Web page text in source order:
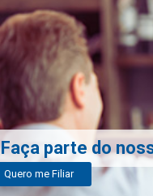
Faça parte do
Quero me Filiar